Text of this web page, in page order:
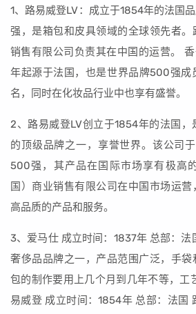
1、路易威登LV：成立于1854年的法国
强，是箱包和皮具领域的全球领先者
销售有限公司负责其在中国的运营。 香
年起源于法国，也是世界品牌500强成
名，同时在化妆品行业中也享有盛誉。
2、路易威登LV创立于1854年的法国
的顶级品牌之一，享誉世界。该公司
500强，其产品在国际市场享有极高
国）商业销售有限公司在中国市场运
高品质的产品和服务。
3、爱马仕 成立时间：1837年 总部：法
奢侈品品牌之一，产品范围广泛，手
包的制作要用上几个月到几年不等，工
易威登 成立时间：1854年 总部：法国